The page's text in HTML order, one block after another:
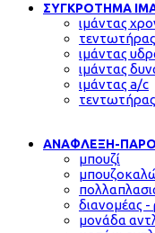
ΣΥΓΚΡΟΤΗΜΑ
ιμάντας
ιμάντας
ιμάντας
ιμάντας a/c
ΑΝΑΦΛΕΞΗ-
μπουζί
διανομέας
μονάδα